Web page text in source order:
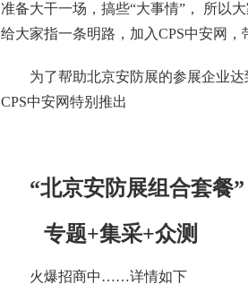
准备大干一场，搞些“大事情”， 所以
给大家指一条明路，加入CPS中安网
为了帮助北京安防展的参展企业
CPS中安网特别推出
“北京安防展组合套餐”
专题+集采+众测
火爆招商中……详情如下